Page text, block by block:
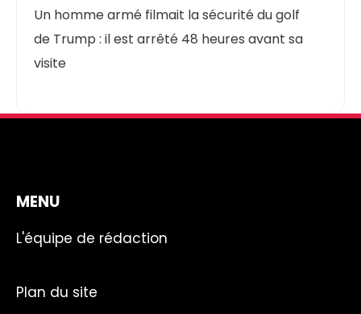
Un homme armé filmait la sécurité du golf
de Trump : il est arrêté 48 heures avant sa
visite
MENU
L'équipe de rédaction
Plan du site